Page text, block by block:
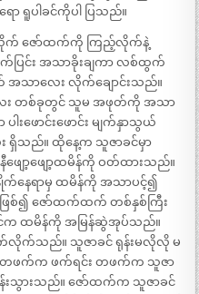
ရူပါခင်ကိုပါ ပြသည်။
က် ဇော်ထက်ကို ကြည့်လိုက်နဲ့
ပြင်း အသာခိုးချကာ လစ်ထွက်
အသာလေး လိုက်ချောင်းသည်။
း တစ်ခုတွင် သူမ အဖုတ်ကို အသာ
ါးဖောင်းဖောင်း မျက်နှာသွယ်
ရှိသည်။ ထိုနေ့က သူဇာခင်မှာ
ဖျော့ဖျော့ထမိန်ကို ဝတ်ထားသည်။
နေရာမှ ထမိန်ကို အသာပင့်၍
စ်၍ ဇော်ထက်ထက် တစ်နှစ်ကြီး
င်က ထမိန်ကို အမြန်ဆွဲအုပ်သည်။
လိုက်သည်။ သူဇာခင် ရုန်းမလိုလို မ
ဖက်က ဖက်ရင်း တဖက်က သူဇာ
းသွားသည်။ ဇော်ထက်က သူဇာခင်